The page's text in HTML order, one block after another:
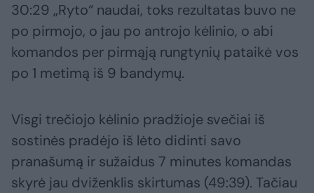
30:29 „Ryto“ naudai, toks rezultatas buvo ne
po pirmojo, o jau po antrojo kėlinio, o abi
komandos per pirmąją rungtynių pataikė vos
po 1 metimą iš 9 bandymų.
Visgi trečiojo kėlinio pradžioje svečiai iš
sostinės pradėjo iš lėto didinti savo
pranašumą ir sužaidus 7 minutes komandas
skyrė jau dviženklis skirtumas (49:39). Tačiau